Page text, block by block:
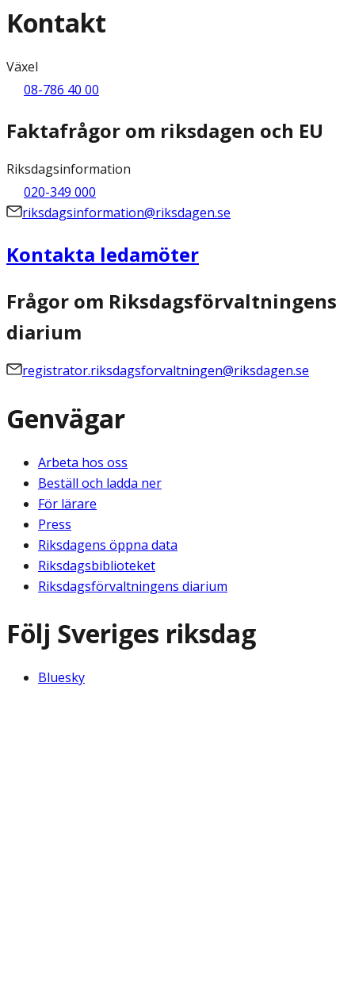
Kontakt
Växel
08-786 40 00
Faktafrågor om riksdagen och EU
Riksdagsinformation
020-349 000
riksdagsinformation@riksdagen.se
Kontakta ledamöter
Frågor om Riksdagsförvaltningens
diarium
registrator.riksdagsforvaltningen@riksdagen.se
Genvägar
Arbeta hos oss
Beställ och ladda ner
För lärare
Press
Riksdagens öppna data
Riksdagsbiblioteket
Riksdagsförvaltningens diarium
Följ Sveriges riksdag
Bluesky